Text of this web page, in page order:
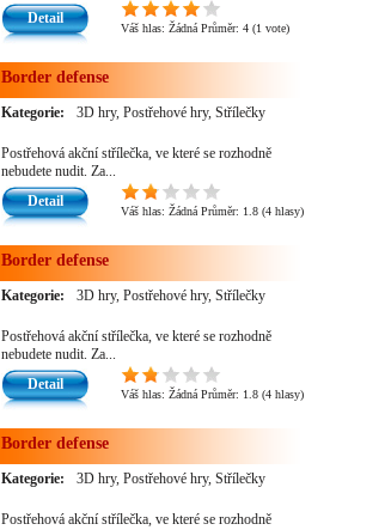
Detail
Váš hlas: Žádná Průměr: 4 (1 vote)
Border defense
Kategorie: 3D hry, Postřehové hry, Střílečky
Postřehová akční střílečka, ve které se rozhodně
nebudete nudit. Za...
Detail
Váš hlas: Žádná Průměr: 1.8 (4 hlasy)
Border defense
Kategorie: 3D hry, Postřehové hry, Střílečky
Postřehová akční střílečka, ve které se rozhodně
nebudete nudit. Za...
Detail
Váš hlas: Žádná Průměr: 1.8 (4 hlasy)
Border defense
Kategorie: 3D hry, Postřehové hry, Střílečky
Postřehová akční střílečka, ve které se rozhodně